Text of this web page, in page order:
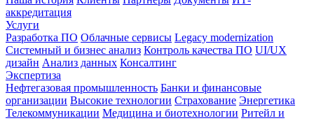
аккредитация
Услуги
Разработка ПО Облачные сервисы Legacy modernization
Системный и бизнес анализ Контроль качества ПО UI/UX
дизайн Анализ данных Консалтинг
Экспертиза
Нефтегазовая промышленность Банки и финансовые
организации Высокие технологии Страхование Энергетика
Телекоммуникации Медицина и биотехнологии Ритейл и